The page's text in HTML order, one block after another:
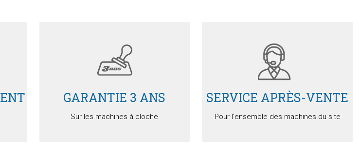
GARANTIE 3 ANS
Sur les machines à cloche
SERVICE APRÈS-VENTE
Pour l’ensemble des machines du site